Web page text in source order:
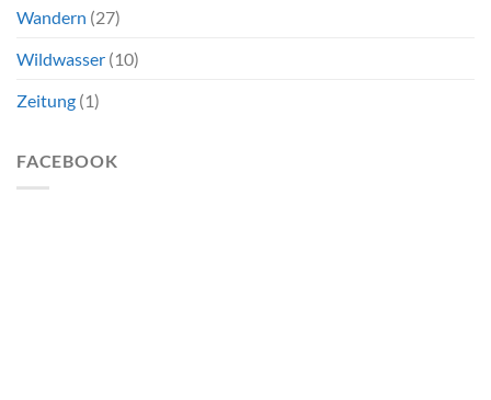
Wandern (27)
Wildwasser (10)
Zeitung (1)
FACEBOOK